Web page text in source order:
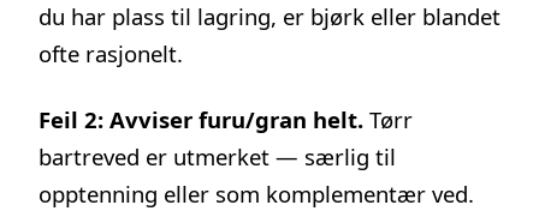
du har plass til lagring, er bjørk eller blandet
ofte rasjonelt.
Feil 2: Avviser furu/gran helt. Tørr
bartreved er utmerket — særlig til
opptenning eller som komplementær ved.